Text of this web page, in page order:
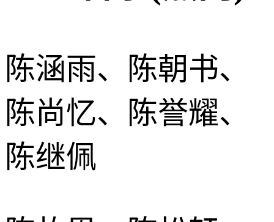
陈涵雨、陈朝书、
陈尚忆、陈誉耀、
陈继佩